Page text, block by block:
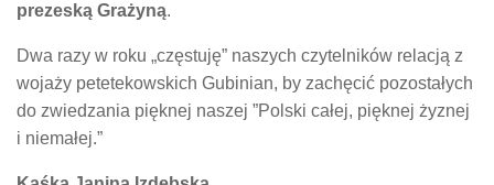
prezeską Grażyną.
Dwa razy w roku „częstuję” naszych czytelników relacją z
wojaży petetekowskich Gubinian, by zachęcić pozostałych
do zwiedzania pięknej naszej ”Polski całej, pięknej żyznej
i niemałej.”